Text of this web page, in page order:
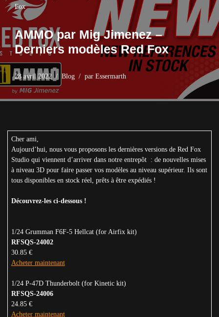
Fox
AMMO par Mig Jimenez –
Derniers modèles Red Fox
28 avril 2022 Blog par Essermarth
Cher ami,
Aujourd’hui, nous vous proposons les dernières versions de Red Fox
Studio qui viennent d’arriver dans notre entrepôt : de nouvelles mises
à niveau 3D pour faire passer vos modèles au niveau supérieur. Ils sont
tous disponibles en stock réel, prêts à être expédiés !
Découvrez-les ci-dessous !
1/24 Grumman F6F-5 Hellcat (for Airfix kit)
RFSQS-24002
30.85 €
Acheter maintenant
1/24 P-47D Thunderbolt (for Kinetic kit)
RFSQS-24006
24.85 €
Acheter maintenant